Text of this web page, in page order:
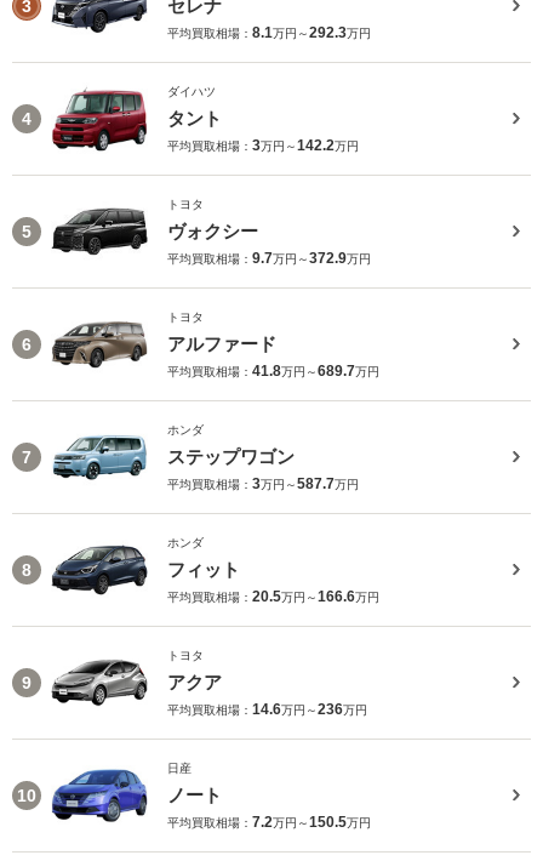
3 セレナ
平均買取相場： 8.1万円～292.3万円
4
ダイハツ
タント
平均買取相場： 3万円～142.2万円
5
トヨタ
ヴォクシー
平均買取相場： 9.7万円～372.9万円
6
トヨタ
アルファード
平均買取相場： 41.8万円～689.7万円
7
ホンダ
ステップワゴン
平均買取相場： 3万円～587.7万円
8
ホンダ
フィット
平均買取相場： 20.5万円～166.6万円
9
トヨタ
アクア
平均買取相場： 14.6万円～236万円
10
日産
ノート
平均買取相場： 7.2万円～150.5万円